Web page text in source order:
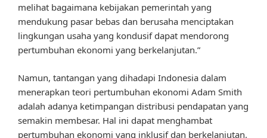
melihat bagaimana kebijakan pemerintah yang
mendukung pasar bebas dan berusaha menciptakan
lingkungan usaha yang kondusif dapat mendorong
pertumbuhan ekonomi yang berkelanjutan.”
Namun, tantangan yang dihadapi Indonesia dalam
menerapkan teori pertumbuhan ekonomi Adam Smith
adalah adanya ketimpangan distribusi pendapatan yang
semakin membesar. Hal ini dapat menghambat
pertumbuhan ekonomi yang inklusif dan berkelanjutan.